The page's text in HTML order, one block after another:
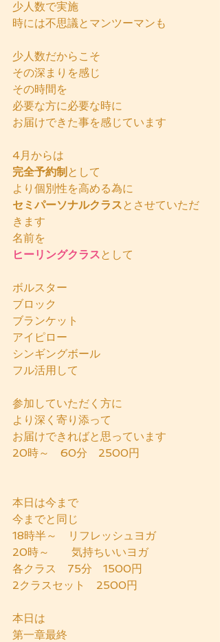
少人数で実施
時には不思議とマンツーマンも
少人数だからこそ
その深まりを感じ
その時間を
必要な方に必要な時に
お届けできた事を感じています
4月からは
完全予約制 として
より個別性を高める為に
セミパーソナルクラスとさせていただ
きます
名前を
ヒーリングクラスとして
ボルスター
ブロック
ブランケット
アイピロー
シンギングボール
フル活用して
参加していただく方に
より深く寄り添って
お届けできればと思っています
20時～　60分　2500円
本日は今まで
今までと同じ
18時半～　リフレッシュヨガ
20時～　　気持ちいいヨガ
各クラス　75分　1500円
2クラスセット　2500円
本日は
第一章最終